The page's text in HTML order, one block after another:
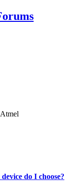
do I choose?